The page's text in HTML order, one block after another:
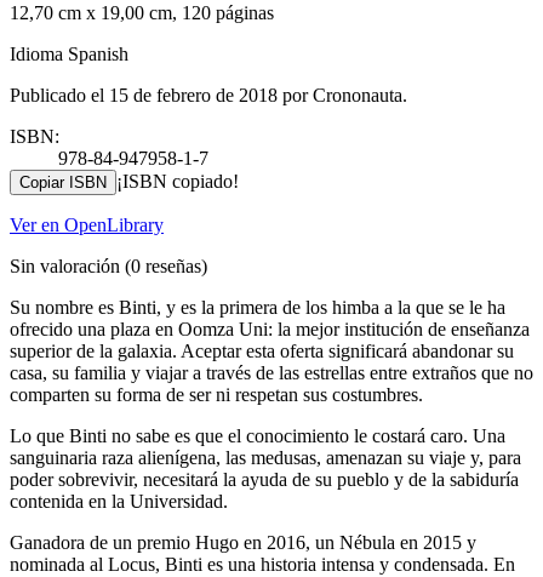
12,70 cm x 19,00 cm, 120 páginas
Idioma Spanish
Publicado el 15 de febrero de 2018 por Crononauta.
ISBN:
978-84-947958-1-7
Copiar ISBN ¡ISBN copiado!
Ver en OpenLibrary
Sin valoración (0 reseñas)
Su nombre es Binti, y es la primera de los himba a la que se le ha
ofrecido una plaza en Oomza Uni: la mejor institución de enseñanza
superior de la galaxia. Aceptar esta oferta significará abandonar su
casa, su familia y viajar a través de las estrellas entre extraños que no
comparten su forma de ser ni respetan sus costumbres.
Lo que Binti no sabe es que el conocimiento le costará caro. Una
sanguinaria raza alienígena, las medusas, amenazan su viaje y, para
poder sobrevivir, necesitará la ayuda de su pueblo y de la sabiduría
contenida en la Universidad.
Ganadora de un premio Hugo en 2016, un Nébula en 2015 y
nominada al Locus, Binti es una historia intensa y condensada. En